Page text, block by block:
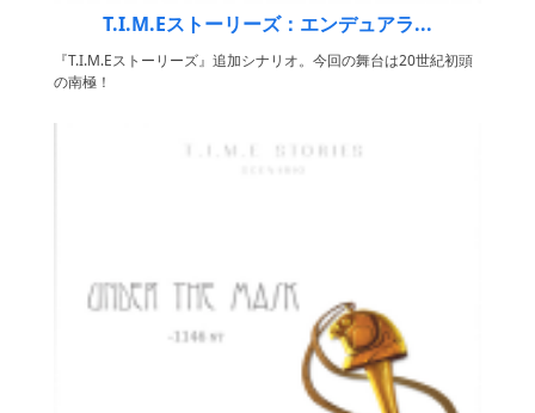
T.I.M.Eストーリーズ：エンデュアラ...
『T.I.M.Eストーリーズ』追加シナリオ。今回の舞台は20世紀初頭
の南極！